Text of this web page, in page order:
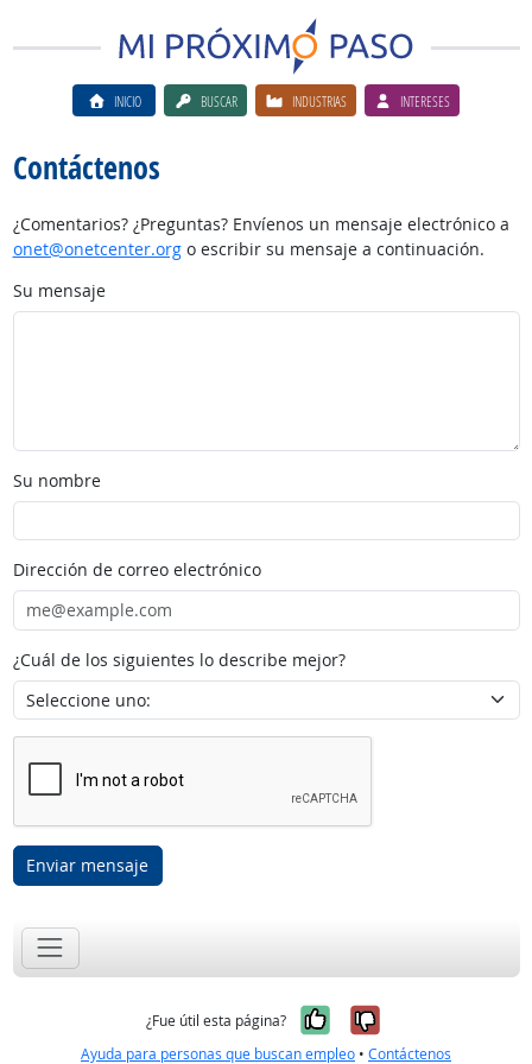
INICIO BUSCAR INDUSTRIAS INTERESES
Contáctenos
¿Comentarios? ¿Preguntas? Envíenos un mensaje electrónico a
onet@onetcenter.orgo escribir su mensaje a continuación.
Su mensaje
Su nombre
Dirección de correo electrónico
¿Cuál de los siguientes lo describe mejor?
Enviar mensaje
¿Fue útil esta página? Sí, fue útil
No, no fue
Ayuda para personas que buscan empleo • Contáctenos